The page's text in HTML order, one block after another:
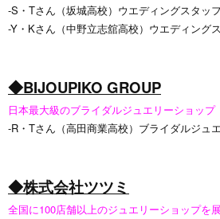
-S・Tさん（坂城高校）ウエディングスタッフ
-Y・Kさん（中野立志舘高校）ウエディング
◆BIJOUPIKO GROUP
日本最大級のブライダルジュエリーショップ
-R・Tさん（高田商業高校）ブライダルジュ
◆株式会社ツツミ
全国に100店舗以上のジュエリーショップを